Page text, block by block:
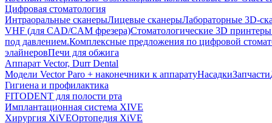
Цифровая стоматология
Интраоральные сканерыЛицевые сканерыЛабораторные 3D-
VHF (для CAD/CAM фрезера)Стоматологические 3D
под давлением.Комплексные предложения по цифровой
элайнеровПечи для обжига
Аппарат Vector, Durr Dental
Модели Vector Paro + наконечники к аппаратуНасадкиЗапчасти
Гигиена и профилактика
FITODENT для полости рта
Имплантационная система XIVE
Хирургия XiVEОртопедия XiVE